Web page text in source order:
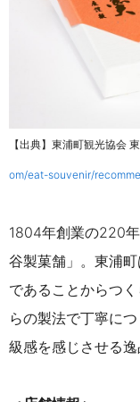
【出典】東浦町観光協会
om/eat-souvenir/
1804年創業の220
谷製菓舗」。東浦
であることからつ
らの製法で丁寧に
級感を感じさせる逸